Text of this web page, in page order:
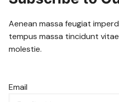
Aenean massa feugiat
tempus massa tincidunt
molestie.
Email